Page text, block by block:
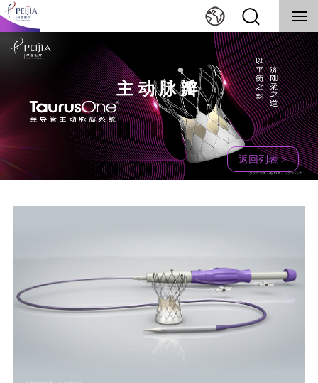
主动脉瓣
返回列表 >